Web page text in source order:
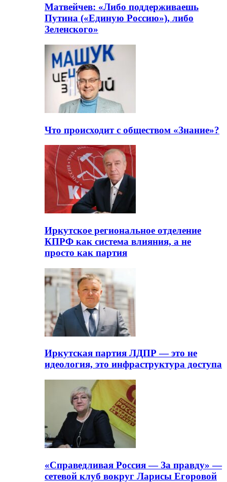
Матвейчев: «Либо поддерживаешь
Путина («Единую Россию»), либо
Зеленского»
Что происходит с обществом «Знание»?
Иркутское региональное отделение
КПРФ как система влияния, а не
просто как партия
Иркутская партия ЛДПР — это не
идеология, это инфраструктура доступа
«Справедливая Россия — За правду» —
сетевой клуб вокруг Ларисы Егоровой